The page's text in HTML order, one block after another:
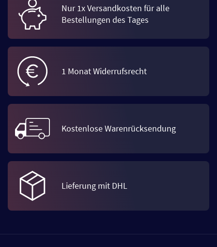
Nur 1x Versandkosten für alle
Bestellungen des Tages
1 Monat Widerrufsrecht
Kostenlose Warenrücksendung
Lieferung mit DHL